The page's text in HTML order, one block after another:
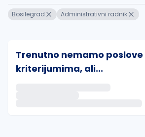
Bosilegrad Administrativni radnik
Trenutno nemamo poslove
kriterijumima, ali...